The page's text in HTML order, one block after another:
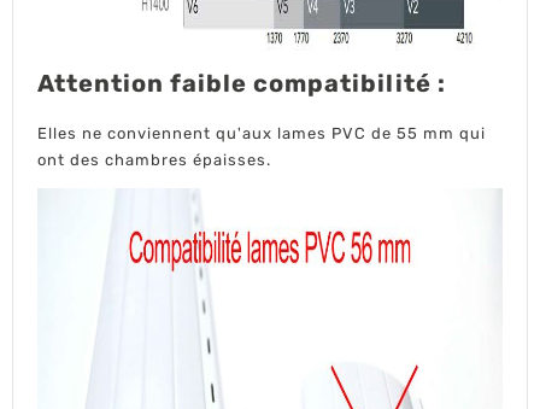
Attention faible compatibilité :
Elles ne conviennent qu'aux lames PVC de 55 mm qui
ont des chambres épaisses.